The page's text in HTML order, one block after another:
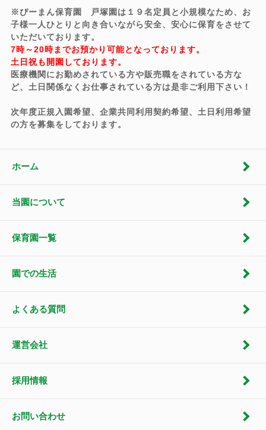
※ぴーまん保育園 戸塚園は１９名定員と小規模なため、お
子様一人ひとりと向き合いながら安全、安心に保育をさせて
いただいております。
7時～20時までお預かり可能となっております。
土日祝も開園しております。
医療機関にお勤めされている方や販売職をされている方な
ど、土日関係なくお仕事されている方は是非ご利用下さい！
次年度正規入園希望、企業共同利用契約希望、土日利用希望
の方を募集をしております。
ホーム
当園について
保育園一覧
園での生活
よくある質問
運営会社
採用情報
お問い合わせ